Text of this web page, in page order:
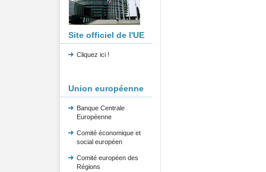
Site officiel de l'UE
Cliquez ici !
Union européenne
Banque Centrale
Européenne
Comité économique et
social européen
Comité européen des
Régions